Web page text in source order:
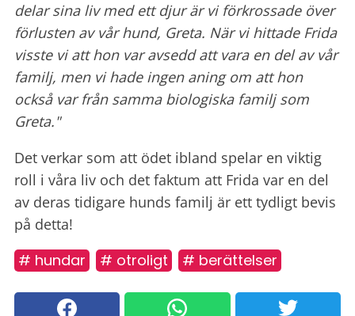
delar sina liv med ett djur är vi förkrossade över
förlusten av vår hund, Greta. När vi hittade Frida
visste vi att hon var avsedd att vara en del av vår
familj, men vi hade ingen aning om att hon
också var från samma biologiska familj som
Greta."
Det verkar som att ödet ibland spelar en viktig
roll i våra liv och det faktum att Frida var en del
av deras tidigare hunds familj är ett tydligt bevis
på detta!
# hundar # otroligt # berättelser